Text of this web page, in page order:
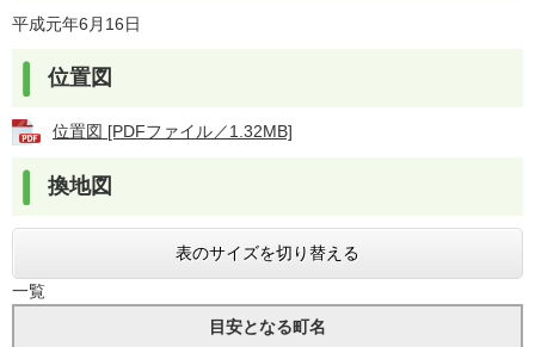
平成元年6月16日
位置図
位置図 [PDFファイル／1.32MB]
換地図
表のサイズを切り替える
一覧
目安となる町名